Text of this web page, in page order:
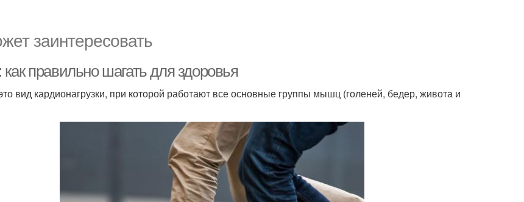
заинтересовать
правильно шагать для здоровья
вид кардионагрузки, при которой работают все основные группы мышц (голеней, бедер, живота и